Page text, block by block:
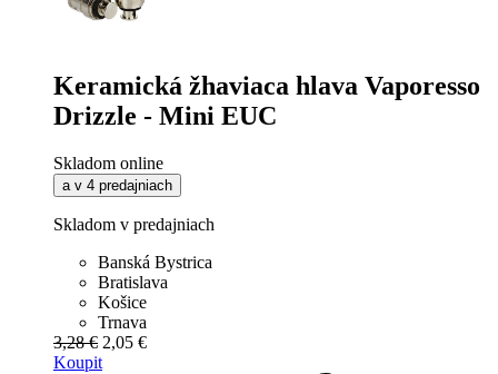
Keramická žhaviaca hlava Vaporesso
Drizzle - Mini EUC
Skladom online
a v 4 predajniach
Skladom v predajniach
Banská Bystrica
Bratislava
Košice
Trnava
3,28 € 2,05 €
Koupit